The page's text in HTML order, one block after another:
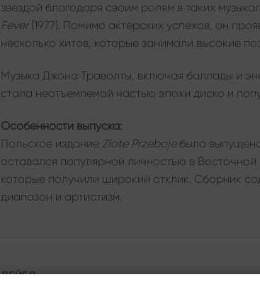
звездой благодаря своим ролям в таких
Fever(1977). Помимо актёрских успехов, он
несколько хитов, которые занимали высокие
Музыка Джона Траволты, включая баллады и
стала неотъемлемой частью эпохи диско и
Особенности выпуска:
Польское издание Złote Przebojeбыло
оставался популярной личностью в
которые получили широкий отклик. Сборник
диапазон и артистизм.
ЛЕЙБЛ